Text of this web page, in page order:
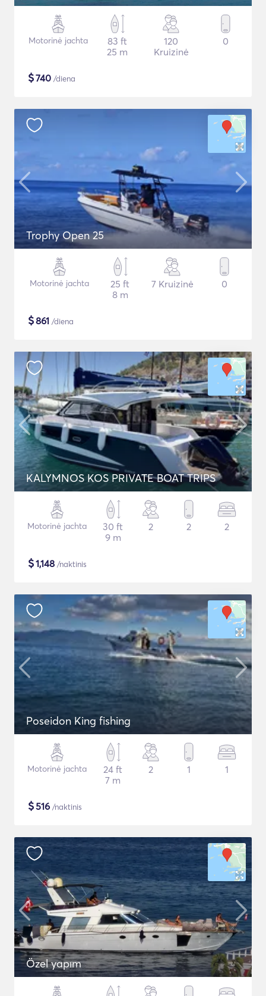
Motorinė jachta
83 ft
25 m
120
Kruizinė
0
$740 /diena
Trophy Open 25
Motorinė jachta
25 ft
8 m
7 Kruizinė 0
$861 /diena
KALYMNOS KOS PRIVATE BOAT TRIPS
Motorinė jachta
30 ft
9 m
2 2 2
$1,148 /naktinis
Poseidon King fishing
Motorinė jachta
24 ft
7 m
2 1 1
$516 /naktinis
Özel yapım